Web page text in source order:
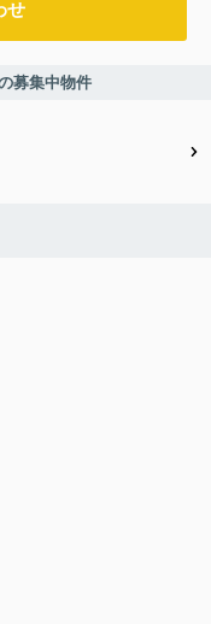
せ
募集中物件